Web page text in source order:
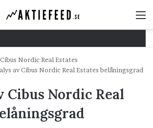
Nordic Real Estates
av Cibus Nordic Real Estates belåningsgrad
Cibus Nordic Real